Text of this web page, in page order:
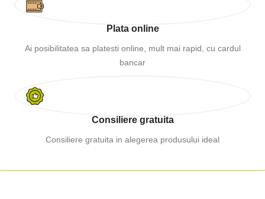
Plata online
Ai posibilitatea sa platesti online, mult mai rapid, cu cardul
bancar
Consiliere gratuita
Consiliere gratuita in alegerea produsului ideal